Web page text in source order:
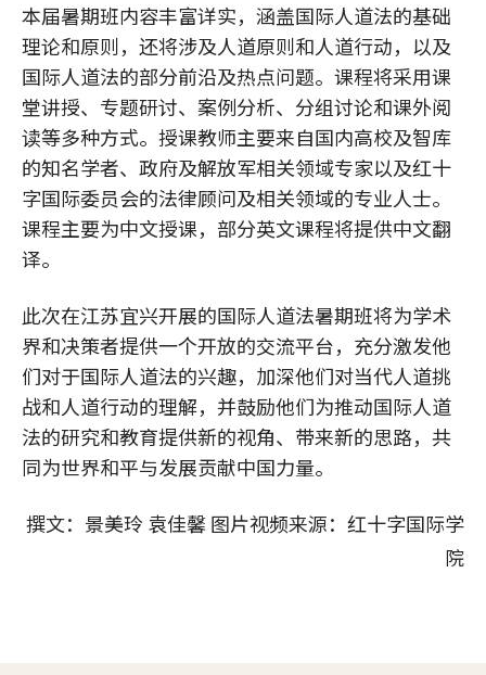
本届暑期班内容丰富详实，涵盖国际人道法的基础
理论和原则，还将涉及人道原则和人道行动，以及
国际人道法的部分前沿及热点问题。课程将采用课
堂讲授、专题研讨、案例分析、分组讨论和课外阅
读等多种方式。授课教师主要来自国内高校及智库
的知名学者、政府及解放军相关领域专家以及红十
字国际委员会的法律顾问及相关领域的专业人士。
课程主要为中文授课，部分英文课程将提供中文翻
译。
此次在江苏宜兴开展的国际人道法暑期班将为学术
界和决策者提供一个开放的交流平台，充分激发他
们对于国际人道法的兴趣，加深他们对当代人道挑
战和人道行动的理解，并鼓励他们为推动国际人道
法的研究和教育提供新的视角、带来新的思路，共
同为世界和平与发展贡献中国力量。
撰文：景美玲 袁佳馨图片视频来源：红十字国际学
院